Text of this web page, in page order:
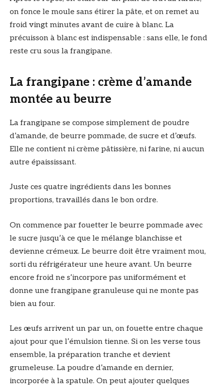
on fonce le moule sans étirer la pâte, et on remet au
froid vingt minutes avant de cuire à blanc. La
précuisson à blanc est indispensable : sans elle, le fond
reste cru sous la frangipane.
La frangipane : crème d’amande
montée au beurre
La frangipane se compose simplement de poudre
d’amande, de beurre pommade, de sucre et d’œufs.
Elle ne contient ni crème pâtissière, ni farine, ni aucun
autre épaississant.
Juste ces quatre ingrédients dans les bonnes
proportions, travaillés dans le bon ordre.
On commence par fouetter le beurre pommade avec
le sucre jusqu’à ce que le mélange blanchisse et
devienne crémeux. Le beurre doit être vraiment mou,
sorti du réfrigérateur une heure avant. Un beurre
encore froid ne s’incorpore pas uniformément et
donne une frangipane granuleuse qui ne monte pas
bien au four.
Les œufs arrivent un par un, on fouette entre chaque
ajout pour que l’émulsion tienne. Si on les verse tous
ensemble, la préparation tranche et devient
grumeleuse. La poudre d’amande en dernier,
incorporée à la spatule. On peut ajouter quelques